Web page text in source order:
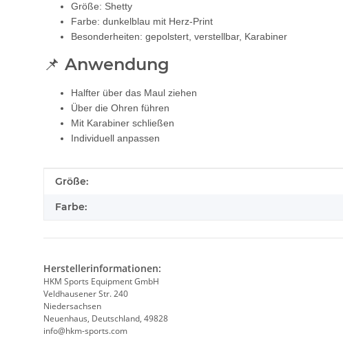
Größe: Shetty
Farbe: dunkelblau mit Herz-Print
Besonderheiten: gepolstert, verstellbar, Karabiner
📌 Anwendung
Halfter über das Maul ziehen
Über die Ohren führen
Mit Karabiner schließen
Individuell anpassen
Produkteigenschaft
Wert
Größe:
Farbe:
Herstellerinformationen:
HKM Sports Equipment GmbH
Veldhausener Str. 240
Niedersachsen
Neuenhaus, Deutschland, 49828
info@hkm-sports.com